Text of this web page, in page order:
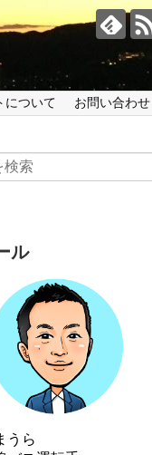
について お問い合わせ
ル
うら